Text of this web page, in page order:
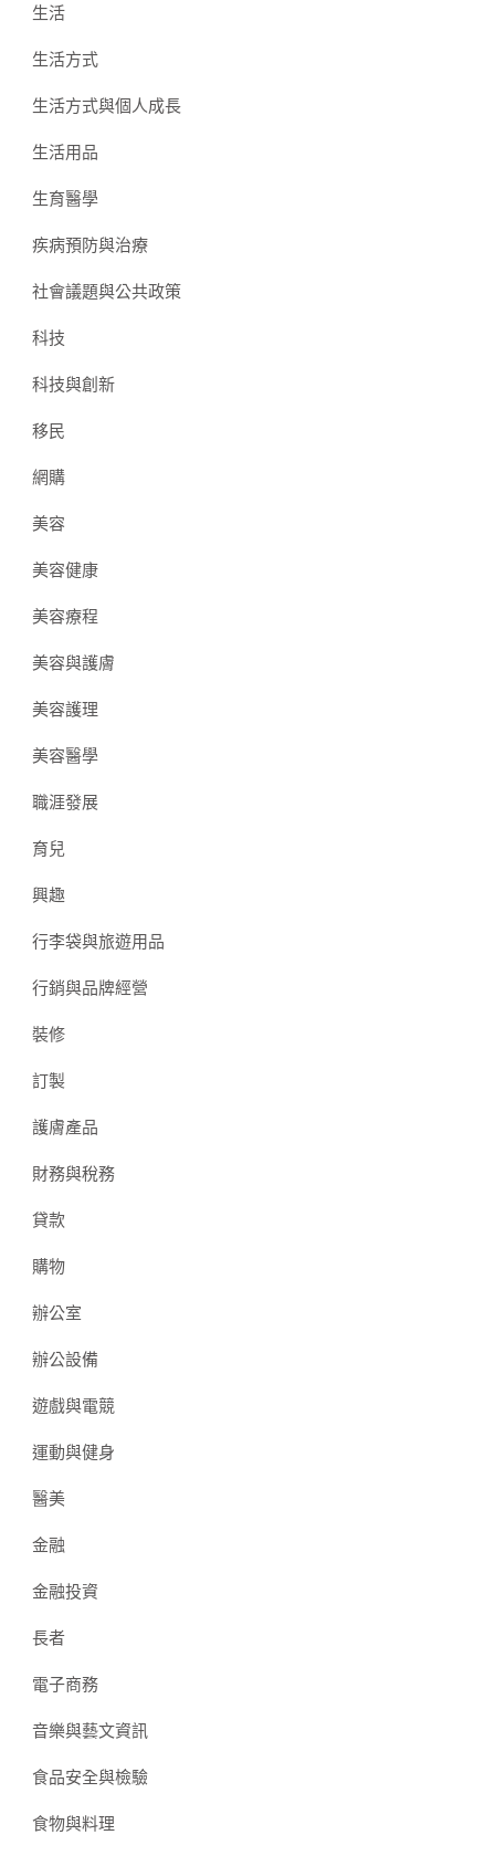
生活
生活方式
生活方式與個人成長
生活用品
生育醫學
疾病預防與治療
社會議題與公共政策
科技
科技與創新
移民
網購
美容
美容健康
美容療程
美容與護膚
美容護理
美容醫學
職涯發展
育兒
興趣
行李袋與旅遊用品
行銷與品牌經營
裝修
訂製
護膚產品
財務與稅務
貸款
購物
辦公室
辦公設備
遊戲與電競
運動與健身
醫美
金融
金融投資
長者
電子商務
音樂與藝文資訊
食品安全與檢驗
食物與料理